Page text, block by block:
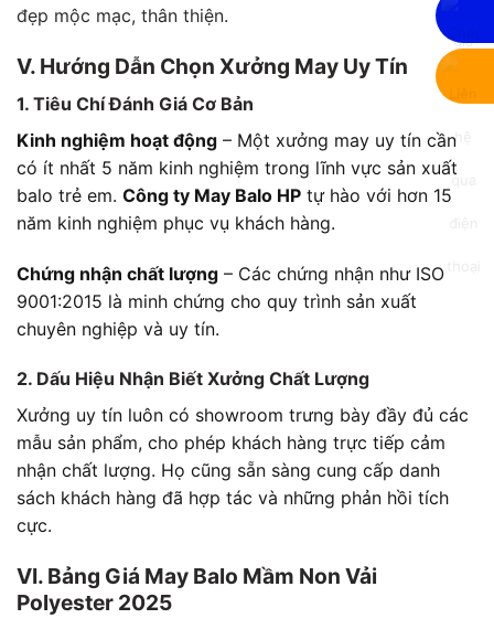
đẹp mộc mạc, thân thiện.
V. Hướng Dẫn Chọn Xưởng May Uy Tín
1. Tiêu Chí Đánh Giá Cơ Bản
Kinh nghiệm hoạt động – Một xưởng may uy tín cần
có ít nhất 5 năm kinh nghiệm trong lĩnh vực sản xuất
balo trẻ em. Công ty May Balo HP tự hào với hơn 15
năm kinh nghiệm phục vụ khách hàng.
Chứng nhận chất lượng – Các chứng nhận như ISO
9001:2015 là minh chứng cho quy trình sản xuất
chuyên nghiệp và uy tín.
2. Dấu Hiệu Nhận Biết Xưởng Chất Lượng
Xưởng uy tín luôn có showroom trưng bày đầy đủ các
mẫu sản phẩm, cho phép khách hàng trực tiếp cảm
nhận chất lượng. Họ cũng sẵn sàng cung cấp danh
sách khách hàng đã hợp tác và những phản hồi tích
cực.
VI. Bảng Giá May Balo Mầm Non Vải
Polyester 2025